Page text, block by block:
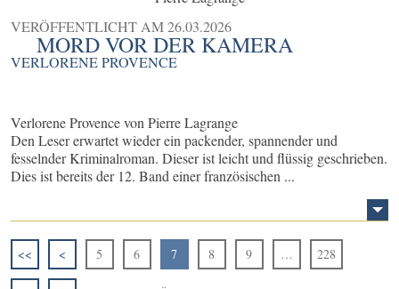
VERÖFFENTLICHT AM26.03.2026
MORD VOR DER KAMERA
VERLORENE PROVENCE
Verlorene Provence von Pierre Lagrange
Den Leser erwartet wieder ein packender, spannender und
fesselnder Kriminalroman. Dieser ist leicht und flüssig geschrieben.
Dies ist bereits der 12. Band einer französischen ...
<< < 5 6 7 8 9 … 228